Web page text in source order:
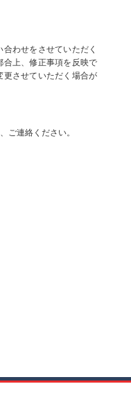
わせをさせていただく
上、修正事項を反映で
更させていただく場合が
ご連絡ください。